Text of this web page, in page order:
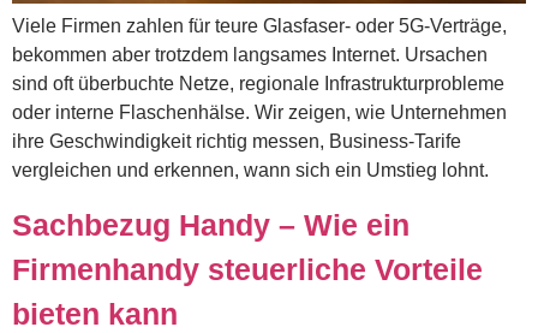
Viele Firmen zahlen für teure Glasfaser- oder 5G-Verträge,
bekommen aber trotzdem langsames Internet. Ursachen
sind oft überbuchte Netze, regionale Infrastrukturprobleme
oder interne Flaschenhälse. Wir zeigen, wie Unternehmen
ihre Geschwindigkeit richtig messen, Business-Tarife
vergleichen und erkennen, wann sich ein Umstieg lohnt.
Sachbezug Handy – Wie ein
Firmenhandy steuerliche Vorteile
bieten kann